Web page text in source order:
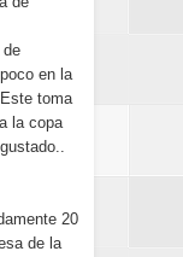
de
en la
toma
la copa
20
de la